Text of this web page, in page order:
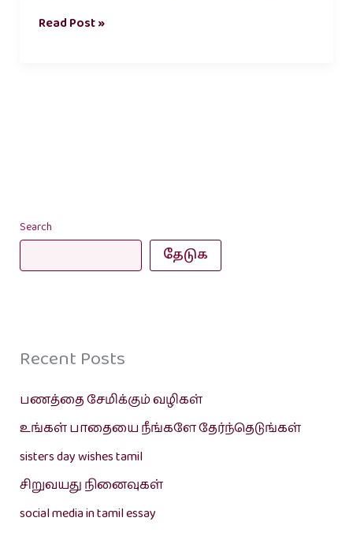
Read Post »
Search
தேடுக
Recent Posts
பணத்தை சேமிக்கும் வழிகள்
உங்கள் பாதையை நீங்களே தேர்ந்தெடுங்கள்
sisters day wishes tamil
சிறுவயது நினைவுகள்
social media in tamil essay